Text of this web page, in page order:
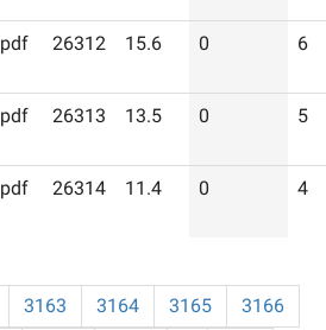
pdf 26312 15.6 0 6
pdf 26313 13.5 0 5
pdf 26314 11.4 0 4
3163 3164 3165 3166